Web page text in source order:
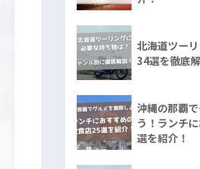
北海道ツー
34選を徹底
沖縄の那覇
う！ランチ
選を紹介！